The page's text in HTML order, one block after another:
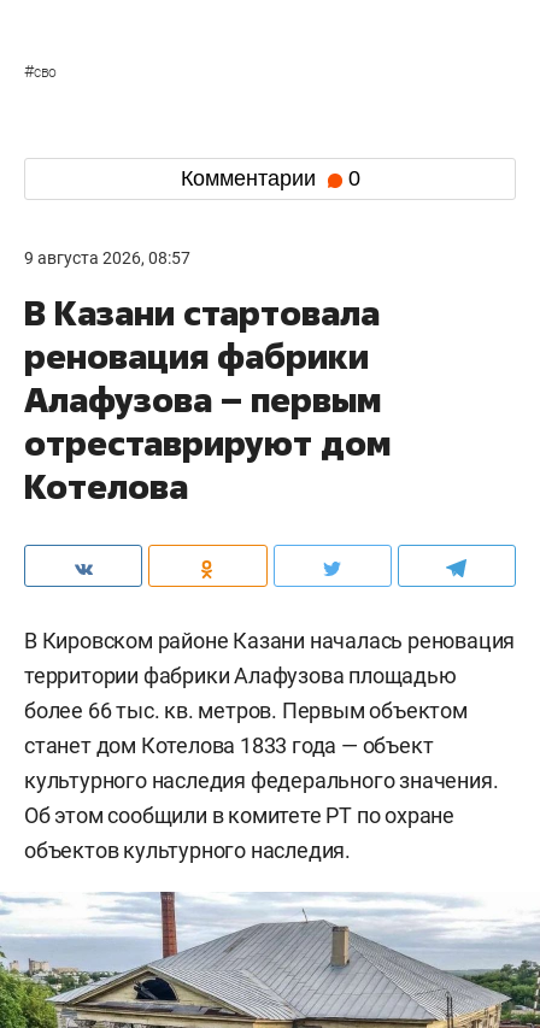
#сво
Комментарии 0
9 августа 2026, 08:57
В Казани стартовала
реновация фабрики
Алафузова – первым
отреставрируют дом
Котелова
В Кировском районе Казани началась реновация
территории фабрики Алафузова площадью
более 66 тыс. кв. метров. Первым объектом
станет дом Котелова 1833 года — объект
культурного наследия федерального значения.
Об этом сообщили в комитете РТ по охране
объектов культурного наследия.